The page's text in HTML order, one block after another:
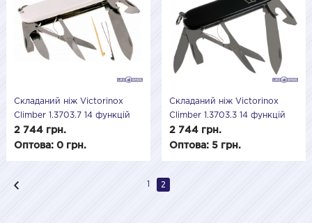
Складаний ніж Victorinox
Climber 1.3703.7 14 функцій
2 744 грн.
Оптова: 0 грн.
Складаний ніж Victorinox
Climber 1.3703.3 14 функцій
2 744 грн.
Оптова: 5 грн.
1 2